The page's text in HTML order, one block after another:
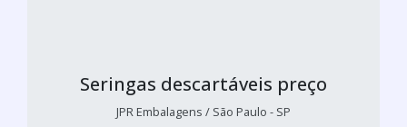
Seringas descartáveis preço
JPR Embalagens / São Paulo - SP